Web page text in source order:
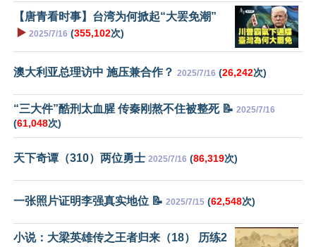
【唐青看时事】台湾为何掀起“大罢免潮”
▶️ 2025/7/16 (355,102次)
澳大利亚总理访中 施压兼合作？ 2025/7/16 (26,242次)
“三大件”酷刑太血腥 传秦刚熬不住被整死 📝 2025/7/16
(61,048次)
天下奇谭（310）两位勇士 2025/7/16 (86,319次)
一张照片证明李强真实地位 📝 2025/7/15 (62,548次)
小说：大梁英雄传之王者归来（18） 历练2